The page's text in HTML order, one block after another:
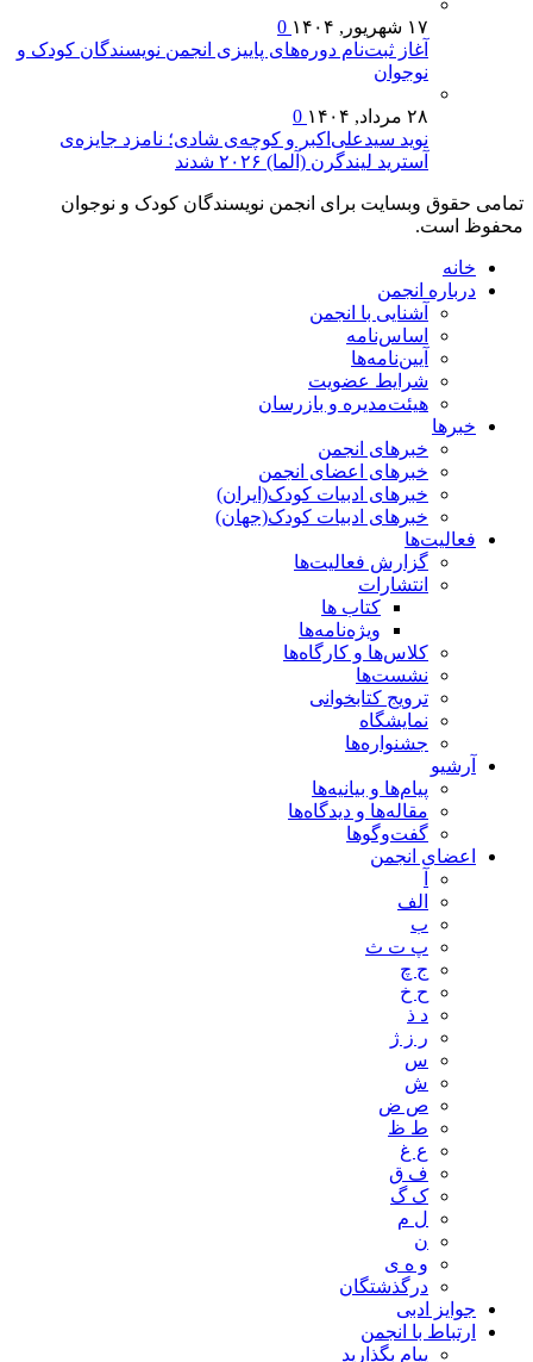
۱۷ شهریور, ۱۴۰۴
آغاز ثبت‌نام دوره‌های پاییزی انجمن نویسندگان کودک و
نوجوان
۲۸ مرداد, ۱۴۰۴
نوید سیدعلی‌اکبر و کوچه‌ی شادی؛ نامزد جایزه‌ی
آسترید لیندگرن (آلما) ۲۰۲۶ شدند
تمامی حقوق وبسایت برای انجمن نویسندگان کودک و نوجوان
محفوظ است.
خانه
درباره انجمن
آشنایی با انجمن
اساس‌نامه
آیین‌نامه‌ها
شرایط عضویت
هیئت‌مدیره و بازرسان
خبرها
خبرهای انجمن
خبرهای اعضای انجمن
خبرهای ادبیات کودک(ایران)
خبرهای ادبیات کودک(جهان)
فعالیت‌ها
گزارش فعالیت‌ها
انتشارات
کتاب ها
ویژه‌نامه‌ها
کلاس‌ها و کارگاه‌ها
نشست‌ها
ترویج کتابخوانی
نمایشگاه
جشنواره‌ها
آرشیو
پیام‌ها و بیانیه‌ها
مقاله‌ها و دیدگاه‌ها
گفت‌وگوها
اعضای انجمن
الف
ب
پ ت ث
ج چ
ح خ
د ذ
ر ز ژ
س
ش
ص ض
ط ظ
ع غ
ف ق
ک گ
ل م
ن
و ه ی
درگذشتگان
جوایز ادبی
ارتباط با انجمن
پیام بگذارید